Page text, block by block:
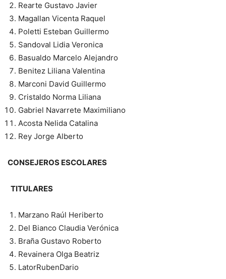
Rearte Gustavo Javier
Magallan Vicenta Raquel
Poletti Esteban Guillermo
Sandoval Lidia Veronica
Basualdo Marcelo Alejandro
Benitez Liliana Valentina
Marconi David Guillermo
Cristaldo Norma Liliana
Gabriel Navarrete Maximiliano
Acosta Nelida Catalina
Rey Jorge Alberto
CONSEJEROS ESCOLARES
TITULARES
Marzano Raúl Heriberto
Del Bianco Claudia Verónica
Braña Gustavo Roberto
Revainera Olga Beatriz
LatorRubenDario